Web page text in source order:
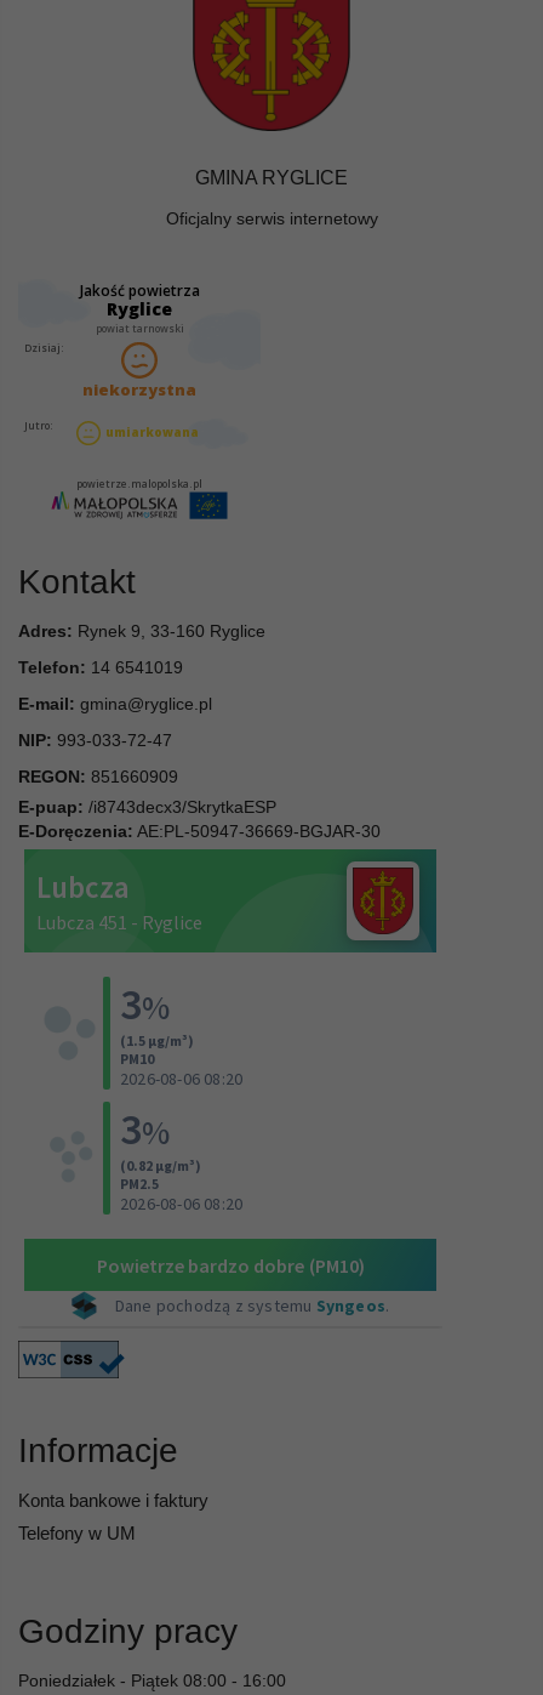
GMINA RYGLICE
Oficjalny serwis internetowy
Kontakt
Adres: Rynek 9, 33-160 Ryglice
Telefon: 14 6541019
E-mail: gmina@ryglice.pl
NIP: 993-033-72-47
REGON: 851660909
E-puap: /i8743decx3/SkrytkaESP
E-Doręczenia: AE:PL-50947-36669-BGJAR-30
Informacje
Konta bankowe i faktury
Telefony w UM
Godziny pracy
Poniedziałek - Piątek 08:00 - 16:00